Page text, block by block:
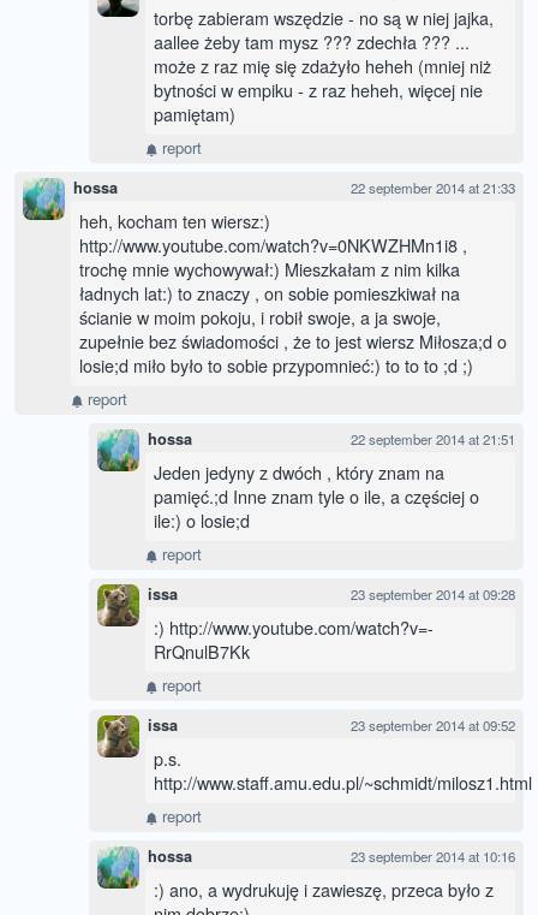
torbę zabieram wszędzie - no są w niej jajka,
aallee żeby tam mysz ??? zdechła ??? ...
może z raz mię się zdażyło heheh (mniej niż
bytności w empiku - z raz heheh, więcej nie
pamiętam)
report
hossa 22 september 2014 at 21:33
heh, kocham ten wiersz:)
http://www.youtube.com/watch?v=0NKWZHMn1i8 ,
trochę mnie wychowywał:) Mieszkałam z nim kilka
ładnych lat:) to znaczy , on sobie pomieszkiwał na
ścianie w moim pokoju, i robił swoje, a ja swoje,
zupełnie bez świadomości , że to jest wiersz Miłosza;d o
losie;d miło było to sobie przypomnieć:) to to to ;d ;)
report
hossa 22 september 2014 at 21:51
Jeden jedyny z dwóch , który znam na
pamięć.;d Inne znam tyle o ile, a częściej o
ile:) o losie;d
report
issa 23 september 2014 at 09:28
:) http://www.youtube.com/watch?v=-
RrQnulB7Kk
report
issa 23 september 2014 at 09:52
p.s.
http://www.staff.amu.edu.pl/~schmidt/milosz1.html
report
hossa 23 september 2014 at 10:16
:) ano, a wydrukuję i zawieszę, przeca było z